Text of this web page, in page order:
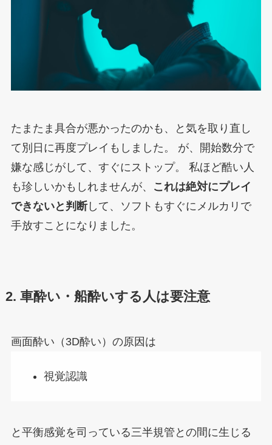
たまたま具合が悪かったのかも、と気を取り直し
て別日に再度プレイもしました。 が、開始数分で
嫌な感じがして、すぐにストップ。 私ほど酷い人
も珍しいかもしれませんが、
これは絶対にプレイ
できないと判断して、ソフトもすぐにメルカリで
手放すことになりました。
2. 車酔い・船酔いする人は要注意
画面酔い（3D酔い）の原因は
視覚認識
と平衡感覚を司っている三半規管との間に生じる